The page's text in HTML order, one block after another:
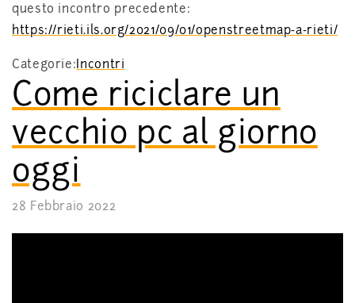
questo incontro precedente:
https://rieti.ils.org/2021/09/01/openstreetmap-a-rieti/
Categorie:Incontri
Come riciclare un
vecchio pc al giorno
oggi
28 Febbraio 2022